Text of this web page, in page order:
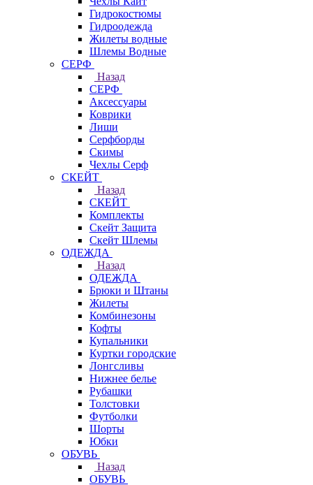
Гидрокостюмы
Гидроодежда
Жилеты водные
Шлемы Водные
СЕРФ
Назад
СЕРФ
Аксессуары
Коврики
Лиши
Серфборды
Скимы
Чехлы Cерф
СКЕЙТ
Назад
СКЕЙТ
Комплекты
Скейт Защита
Скейт Шлемы
ОДЕЖДА
Назад
ОДЕЖДА
Брюки и Штаны
Жилеты
Комбинезоны
Кофты
Купальники
Куртки городские
Лонгсливы
Нижнее белье
Рубашки
Толстовки
Футболки
Шорты
Юбки
ОБУВЬ
Назад
ОБУВЬ